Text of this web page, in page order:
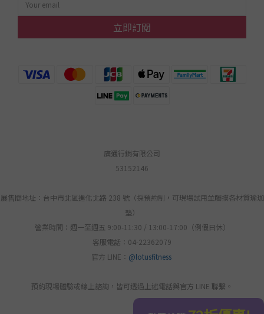
立即訂閱
廣通行銷有限公司
53152146
展售間地址：台中市北區進化北路 238 號（採預約制，可現場試用並觸摸各材質瑜珈
墊）
營業時間：週一至週五 9:00-11:30 / 13:00-17:00（例假日休）
客服電話：04-22362079
官方 LINE： @lotusfitness
預約現場體驗或線上諮詢，皆可透過上述電話與官方 LINE 聯繫。